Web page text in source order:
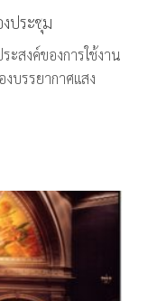
ประชุม
ะสงค์ของการใช้งาน
บรรยากาศแสง